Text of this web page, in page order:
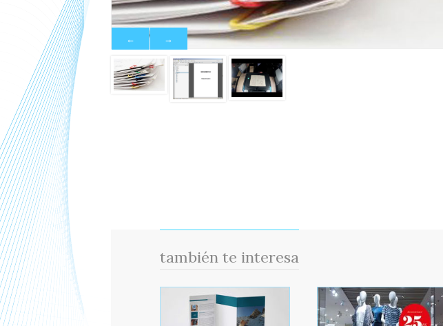
← →
← →
también te interesa